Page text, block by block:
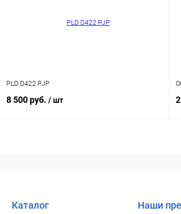
PLD D422 PJP
8 500 руб. / шт
Каталог Наши